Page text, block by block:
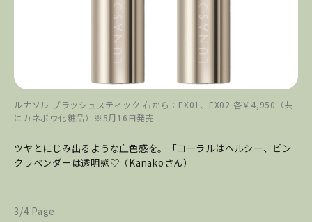
ルナソル ブラッシュスティック 右から：EX01、EX02 各￥4,950（共
にカネボウ化粧品）※5月16日発売
ツヤとにじみ出るような血色感を。「コーラルはヘルシー、ピン
クラベンダーは透明感♡（Kanakoさん）」
3/4 Page